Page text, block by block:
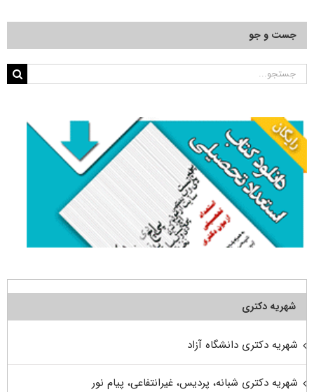
جست و جو
جستجو
شهریه دکتری
شهریه دکتری دانشگاه آزاد
شهریه دکتری شبانه، پردیس، غیرانتفاعی، پیام نور